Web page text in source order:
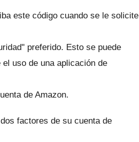
este código cuando se le solicite
preferido. Esto se puede
uso de una aplicación de
de Amazon.
factores de su cuenta de